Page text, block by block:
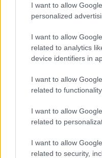
I want to allow
personalized
I want to allow
related to analytics
device identifiers in
I want to allow
related to
I want to allow
related to
I want to allow
related to security,